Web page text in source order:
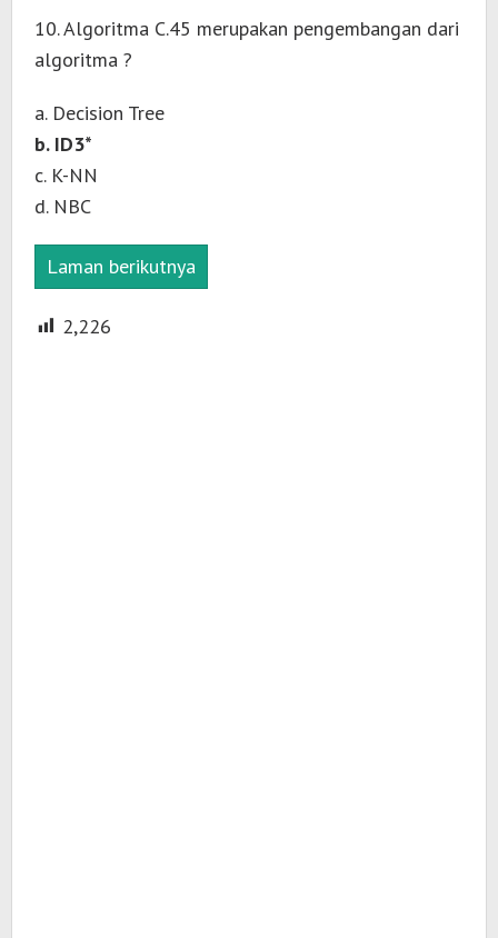
10. Algoritma C.45 merupakan pengembangan dari
algoritma ?
a. Decision Tree
b. ID3*
c. K-NN
d. NBC
Laman berikutnya
2,226